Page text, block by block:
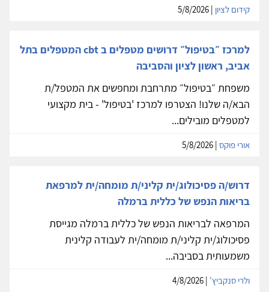
קידום לציון
למרכז ״בטיפול״ דרושים מטפלים ב cbt המטפלים בתל
אביב, ראשון לציון והסביבה
משפחת ״בטיפול״ מתרחבת ומחפשים את המטפל/ת
הבא/ה שלנו! הצטרפו למרכז 'בטיפול' - בית מקצועי
למטפלים מובילים...
אורי פוקס
דרוש/ה פסיכולוג/ית קליני/ת מומחה/ית למרפאת
בריאות הנפש של כללית ברמלה
המרפאה לבריאות הנפש של כללית ברמלה מגייסת
פסיכולוג/ית קליני/ת מומחה/ית לעבודה קלינית
משמעותית בסביבה...
ולרי סנקביץ'